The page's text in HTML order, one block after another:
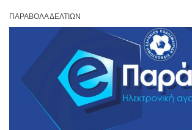
ΠΑΡΆΒΟΛΑ ΔΕΛΤΊΩΝ